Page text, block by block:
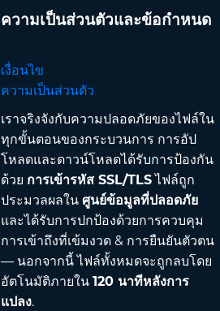
ความเป็นส่วนตัวและข้อกำหนด
เงื่อนไข
ความเป็นส่วนตัว
เราจริงจังกับความปลอดภัยของไฟล์ใน
ทุกขั้นตอนของกระบวนการ การอัป
โหลดและดาวน์โหลดได้รับการป้องกัน
ด้วย การเข้ารหัส SSL/TLSไฟล์ถูก
ประมวลผลใน ศูนย์ข้อมูลที่ปลอดภัย
และได้รับการปกป้องด้วยการควบคุม
การเข้าถึงที่เข้มงวด & การยืนยันตัวตน
— นอกจากนี้ ไฟล์ทั้งหมดจะถูกลบโดย
อัตโนมัติภายใน 120 นาทีหลังการ
แปลง.